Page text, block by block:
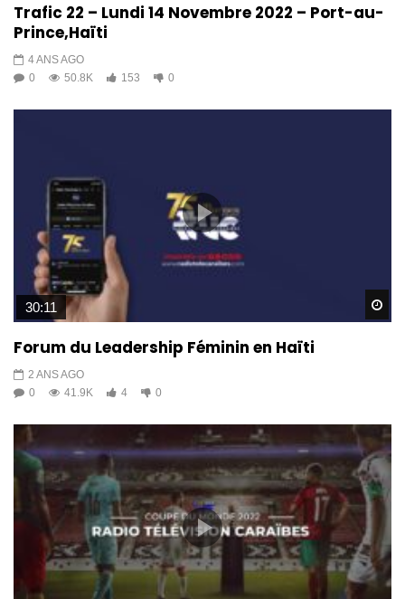
Trafic 22 – Lundi 14 Novembre 2022 – Port-au-
Prince,Haïti
4 ANS AGO
0
50.8K 153 0
30:11
Forum du Leadership Féminin en Haïti
2 ANS AGO
0
41.9K 4 0